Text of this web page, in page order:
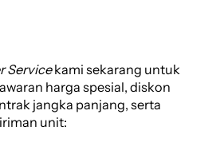
Servicekami sekarang untuk
harga spesial, diskon
jangka panjang, serta
unit: